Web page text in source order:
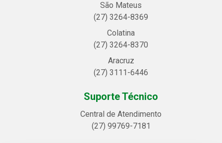
São Mateus
(27) 3264-8369
Colatina
(27) 3264-8370
Aracruz
(27) 3111-6446
Suporte Técnico
Central de Atendimento
(27) 99769-7181